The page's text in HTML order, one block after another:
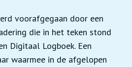
voorafgegaan door een
die in het teken stond
Digitaal Logboek. Een
waarmee in de afgelopen